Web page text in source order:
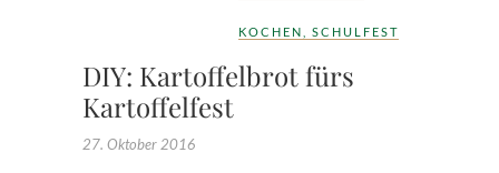
KOCHEN SCHULFEST
DIY: Kartoffelbrot fürs
Kartoffelfest
27. Oktober 2016